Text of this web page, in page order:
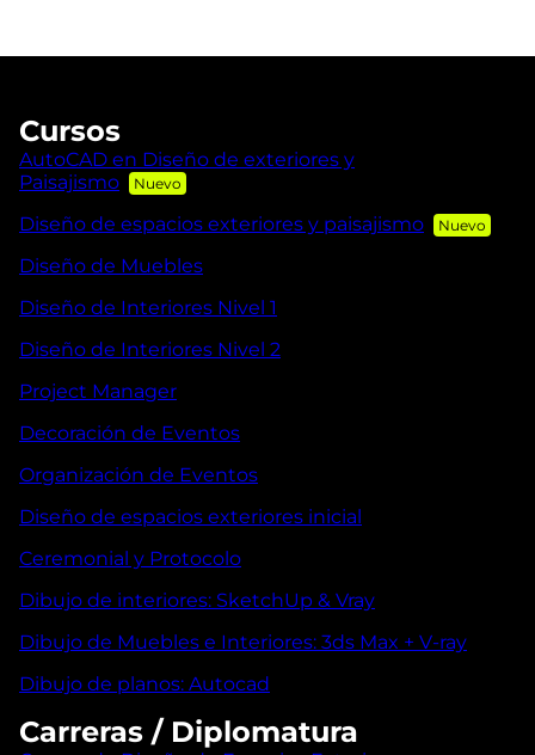
Cursos
AutoCAD en Diseño de exteriores y
Paisajismo
Diseño de espacios exteriores y paisajismo
Diseño de Muebles
Diseño de Interiores Nivel 1
Diseño de Interiores Nivel 2
Project Manager
Decoración de Eventos
Organización de Eventos
Diseño de espacios exteriores inicial
Ceremonial y Protocolo
Dibujo de interiores: SketchUp & Vray
Dibujo de Muebles e Interiores: 3ds Max + V-ray
Dibujo de planos: Autocad
Carreras / Diplomatura